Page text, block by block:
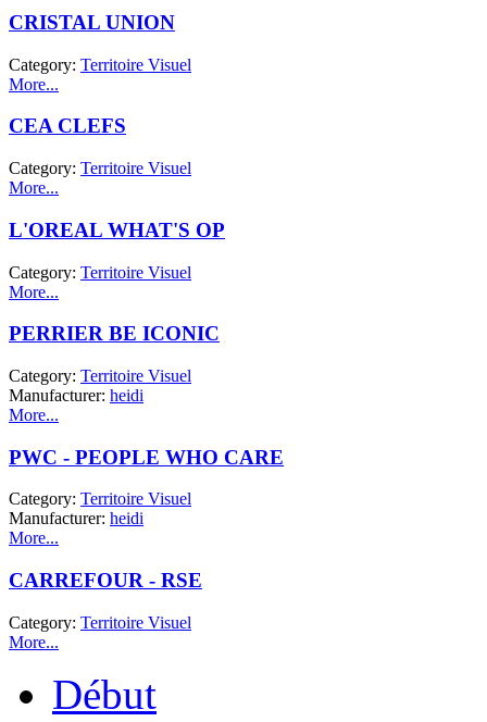
CRISTAL UNION
Category: Territoire Visuel
More...
CEA CLEFS
Category: Territoire Visuel
More...
L'OREAL WHAT'S OP
Category: Territoire Visuel
More...
PERRIER BE ICONIC
Category: Territoire Visuel
Manufacturer: heidi
More...
PWC - PEOPLE WHO CARE
Category: Territoire Visuel
Manufacturer: heidi
More...
CARREFOUR - RSE
Category: Territoire Visuel
More...
Début